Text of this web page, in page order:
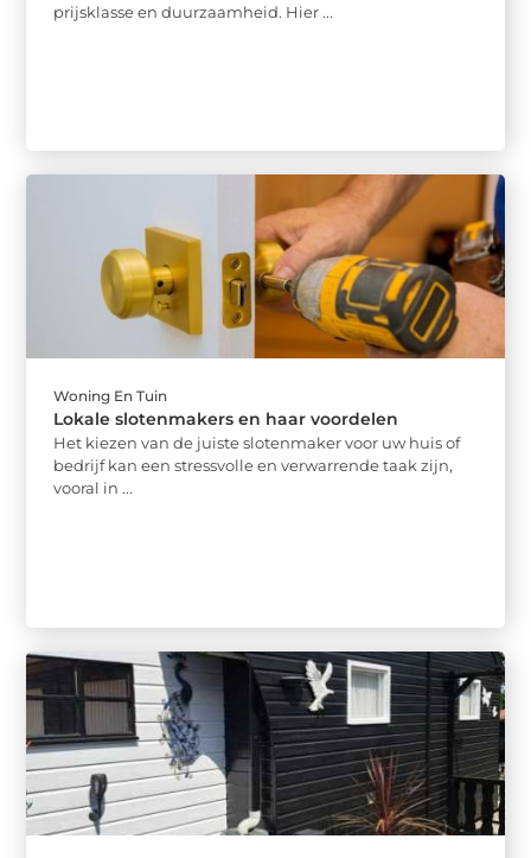
prijsklasse en duurzaamheid. Hier ...
Woning En Tuin
Lokale slotenmakers en haar voordelen
Het kiezen van de juiste slotenmaker voor uw huis of
bedrijf kan een stressvolle en verwarrende taak zijn,
vooral in ...